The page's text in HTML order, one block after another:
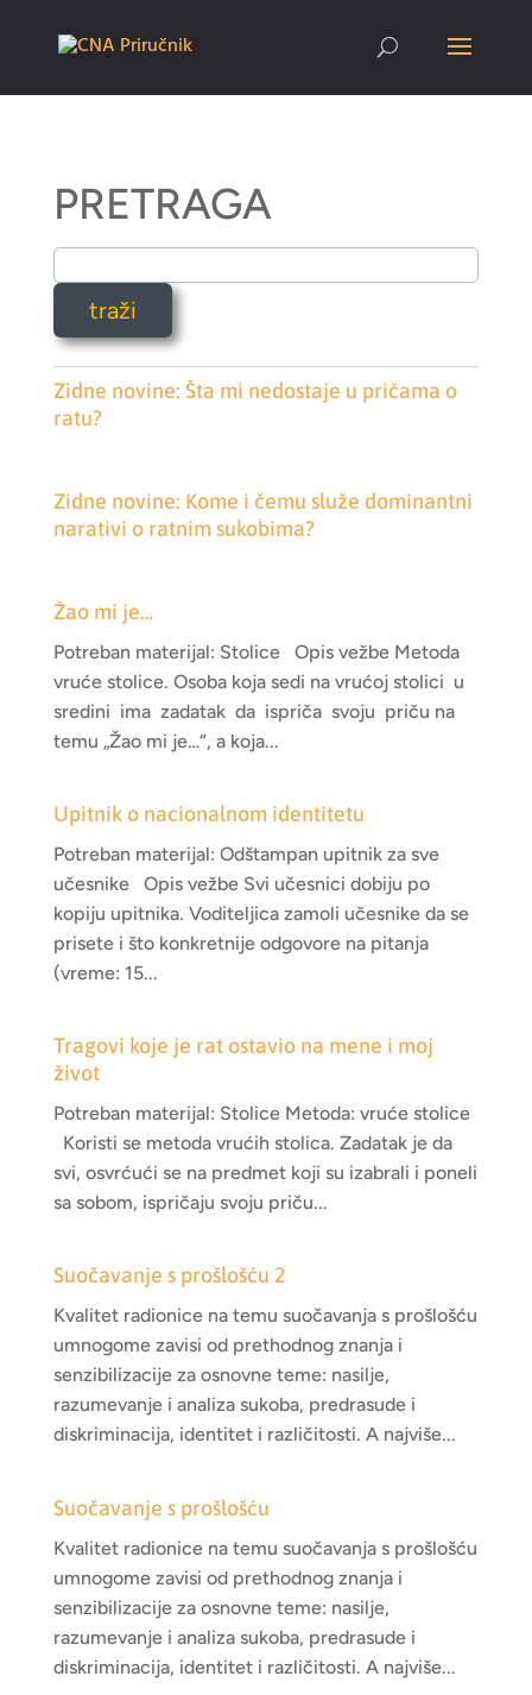
PRETRAGA
Zidne novine: Šta mi nedostaje u pričama o
ratu?
Zidne novine: Kome i čemu služe dominantni
narativi o ratnim sukobima?
Žao mi je…
Potreban materijal: Stolice Opis vežbe Metoda
vruće stolice. Osoba koja sedi na vrućoj stolici u
sredini ima zadatak da ispriča svoju priču na
temu „Žao mi je…“, a koja...
Upitnik o nacionalnom identitetu
Potreban materijal: Odštampan upitnik za sve
učesnike Opis vežbe Svi učesnici dobiju po
kopiju upitnika. Voditeljica zamoli učesnike da se
prisete i što konkretnije odgovore na pitanja
(vreme: 15...
Tragovi koje je rat ostavio na mene i moj
život
Potreban materijal: Stolice Metoda: vruće stolice
Koristi se metoda vrućih stolica. Zadatak je da
svi, osvrćući se na predmet koji su izabrali i poneli
sa sobom, ispričaju svoju priču...
Suočavanje s prošlošću 2
Kvalitet radionice na temu suočavanja s prošlošću
umnogome zavisi od prethodnog znanja i
senzibilizacije za osnovne teme: nasilje,
razumevanje i analiza sukoba, predrasude i
diskriminacija, identitet i različitosti. A najviše...
Suočavanje s prošlošću
Kvalitet radionice na temu suočavanja s prošlošću
umnogome zavisi od prethodnog znanja i
senzibilizacije za osnovne teme: nasilje,
razumevanje i analiza sukoba, predrasude i
diskriminacija, identitet i različitosti. A najviše...